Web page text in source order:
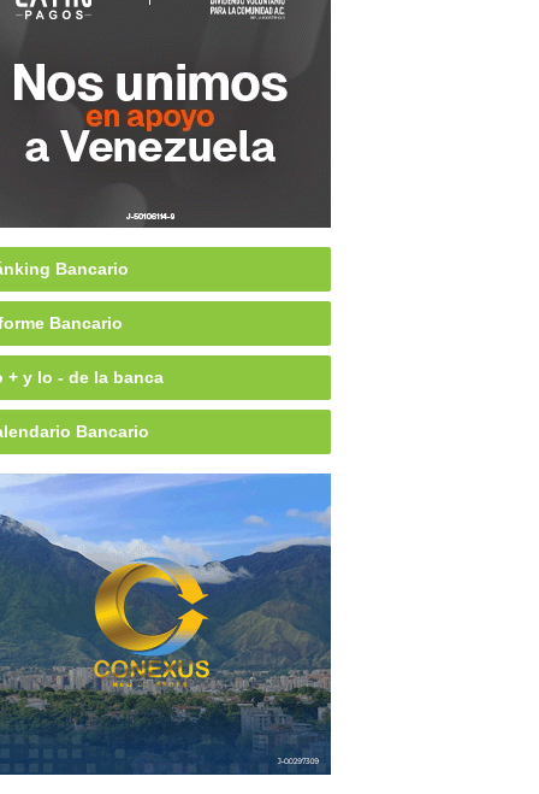
Bancario
Bancario
+ y lo - de la banca
Bancario